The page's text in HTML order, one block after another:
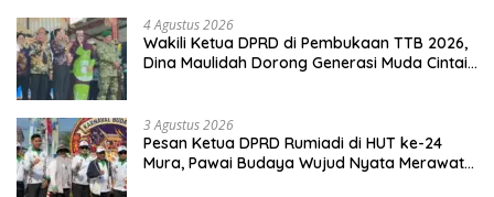
4 Agustus 2026
Wakili Ketua DPRD di Pembukaan TTB 2026,
Dina Maulidah Dorong Generasi Muda Cintai
3 Agustus 2026
Pesan Ketua DPRD Rumiadi di HUT ke-24
Mura, Pawai Budaya Wujud Nyata Merawat